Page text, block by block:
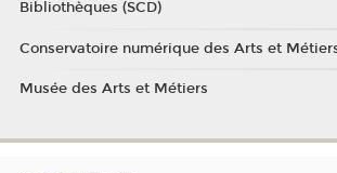
Bibliothèques (SCD)
Conservatoire numérique des Arts et
Musée des Arts et Métiers